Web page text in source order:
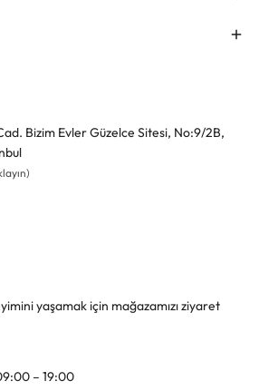
Bizim Evler Güzelce Sitesi, No:9/2B,
yaşamak için mağazamızı ziyaret
– 19:00